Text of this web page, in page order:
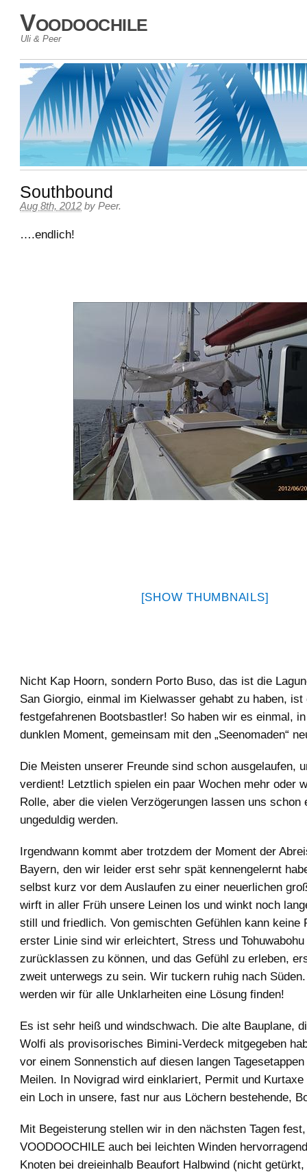
Voodoochile
Uli & Peer
Southbound
Aug 8th, 2012 by Peer.
….endlich!
[SHOW THUMBNAILS]
Nicht Kap Hoorn, sondern Porto Buso, das ist die
San Giorgio, einmal im Kielwasser gehabt zu haben, ist
festgefahrenen Bootsbastler! So haben wir es einmal,
dunklen Moment, gemeinsam mit den „Seenomaden“
Die Meisten unserer Freunde sind schon ausgelaufen,
verdient! Letztlich spielen ein paar Wochen mehr oder
Rolle, aber die vielen Verzögerungen lassen uns schon
ungeduldig werden.
Irgendwann kommt aber trotzdem der Moment der
Bayern, den wir leider erst sehr spät kennengelernt
selbst kurz vor dem Auslaufen zu einer neuerlichen
wirft in aller Früh unsere Leinen los und winkt noch
still und friedlich. Von gemischten Gefühlen kann keine
erster Linie sind wir erleichtert, Stress und
zurücklassen zu können, und das Gefühl zu erleben,
zweit unterwegs zu sein. Wir tuckern ruhig nach
werden wir für alle Unklarheiten eine Lösung finden!
Es ist sehr heiß und windschwach. Die alte Bauplane,
Wolfi als provisorisches Bimini-Verdeck mitgegeben
vor einem Sonnenstich auf diesen langen
Meilen. In Novigrad wird einklariert, Permit und
ein Loch in unsere, fast nur aus Löchern bestehende,
Mit Begeisterung stellen wir in den nächsten Tagen
VOODOOCHILE auch bei leichten Winden
Knoten bei dreieinhalb Beaufort Halbwind (nicht